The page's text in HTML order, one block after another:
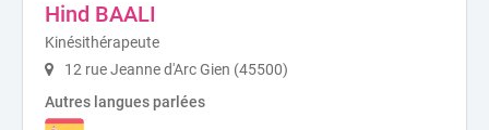
Hind BAALI
Kinésithérapeute
12 rue Jeanne d'Arc Gien (45500)
Autres langues parlées